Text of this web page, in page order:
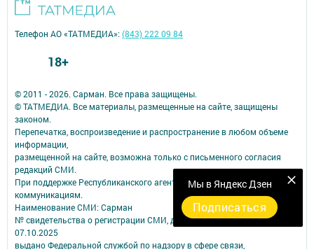
Мы в Яндекс Дзен
Подписаться
© 2011 - 2026. Сарман. Все права защищены.
© ТАТМЕДИА. Все материалы, размещенные на сайте, защищены
законом.
Перепечатка, воспроизведение и распространение в любом объеме
информации,
размещенной на сайте, возможна только с письменного согласия
редакций СМИ.
При поддержке Республиканского агентства по печати и массовым
коммуникациям.
Наименование СМИ: Сарман
№ свидетельства о регистрации СМИ, дата: ЭЛ № ФС 77 - 90172 от
07.10.2025
выдано Федеральной службой по надзору в сфере связи,
Телефон АО «ТАТМЕДИА»:(843) 222 09 84
18+